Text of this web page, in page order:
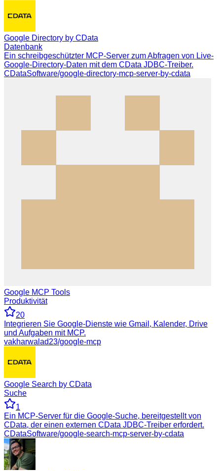
Google Directory by CData
Datenbank
Ein schreibgeschützter MCP-Server zum Abfragen von Live-
Google-Directory-Daten mit dem CData JDBC-Treiber.
CDataSoftware/google-directory-mcp-server-by-cdata
Google MCP Tools
Produktivität
20
Integrieren Sie Google-Dienste wie Gmail, Kalender, Drive
und Aufgaben mit MCP.
vakharwalad23/google-mcp
Google Search by CData
Suche
1
Ein MCP-Server für die Google-Suche, bereitgestellt von
CData, der einen externen CData JDBC-Treiber erfordert.
CDataSoftware/google-search-mcp-server-by-cdata